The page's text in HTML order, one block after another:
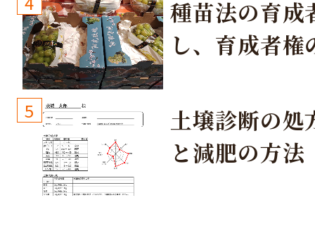
種苗法の育成
し、育成者権
しょう！
5
土壌診断の処
と減肥の方法